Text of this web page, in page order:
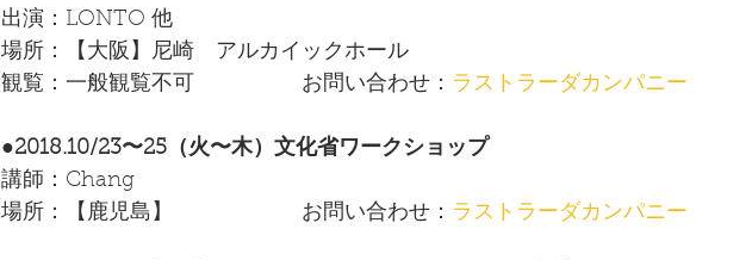
出演：LONTO 他
場所：【大阪】尼崎　アルカイックホール
観覧：一般観覧不可　　　　　お問い合わせ： ラストラーダカンパニー
●2018.10/23〜25（火〜木）文化省ワークショップ
講師：Chang
場所：【鹿児島】　　　　　　お問い合わせ： ラストラーダカンパニー